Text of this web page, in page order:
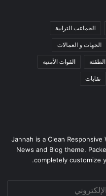
الجماعت الترابية
الجهات و العمالات
الطقثة القوات الأمنية
نقابات
Jannah is a Clean
News and Blog theme.
completely customize